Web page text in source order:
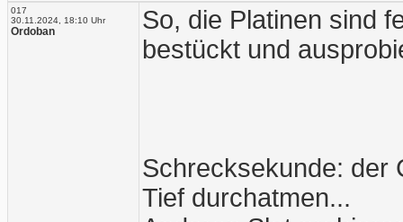
017
30.11.2024, 18:10 Uhr
Ordoban
So, die Platinen sind
bestückt und
Schrecksekunde: der
Tief durchatmen...